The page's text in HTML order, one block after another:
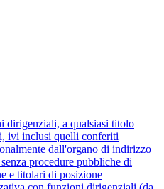
dirigenziali, a qualsiasi titolo
ivi inclusi quelli conferiti
dall'organo di indirizzo
procedure pubbliche di
e titolari di posizione